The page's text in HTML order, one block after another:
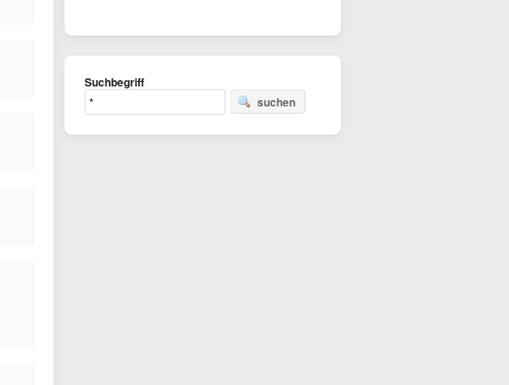
Suchbegriff
suchen